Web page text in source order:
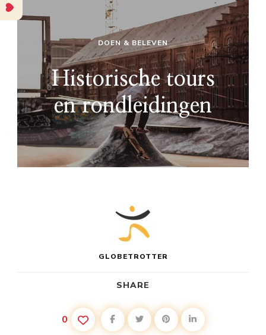
DOEN & BELEVEN
Historische tours
en rondleidingen
GLOBETROTTER
SHARE
0